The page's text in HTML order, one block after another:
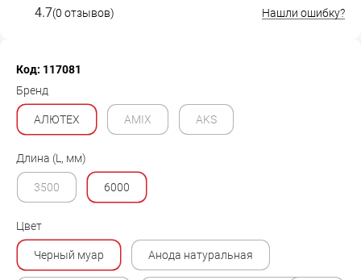
4.7(0 отзывов) Нашли ошибку?
Код: 117081
Бренд
АЛЮТЕХ AMIX AKS
Длина (L, мм)
3500 6000
Цвет
Черный муар Анода натуральная